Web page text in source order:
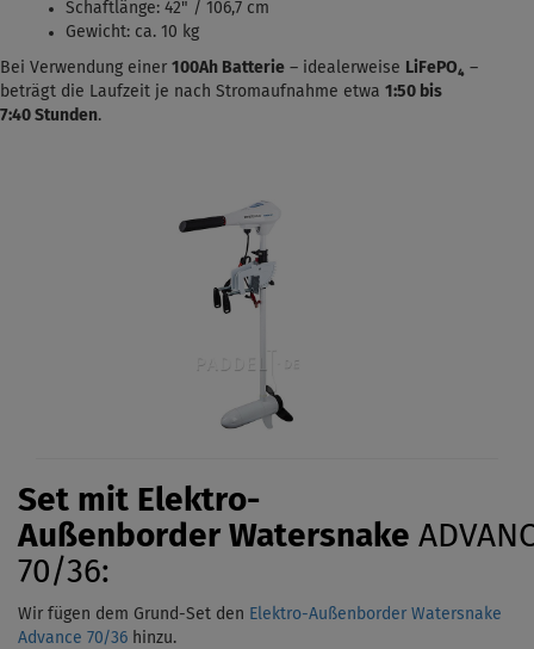
Schaftlänge: 42" / 106,7 cm
Gewicht: ca. 10 kg
Bei Verwendung einer 100Ah Batterie – idealerweise LiFePO₄ –
beträgt die Laufzeit je nach Stromaufnahme etwa 1:50 bis
7:40 Stunden.
Set mit Elektro-
AußenborderWatersnake
70/36:
Wir fügen dem Grund-Set den Elektro-Außenborder Watersnake
Advance 70/36 hinzu.